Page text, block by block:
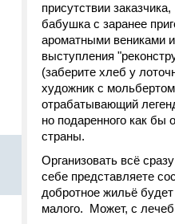
присутствии
бабушка с заранее
ароматными вениками
выступления
(заберите хлеб у
художник с
отрабатывающий
но подаренного как бы
страны.
Организовать всё
себе представляете
добротное жильё
малого. Может, с